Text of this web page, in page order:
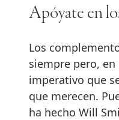
Apóyate en
Los
siempre pero,
imperativo que
que merecen.
ha hecho Will